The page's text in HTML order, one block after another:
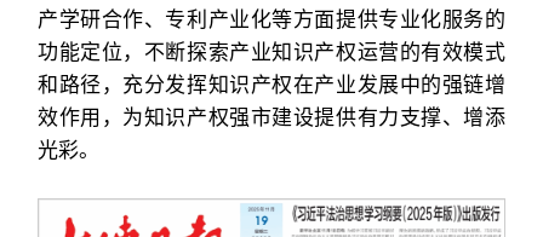
产学研合作、专利产业化等方面提供专业化服务的
功能定位，不断探索产业知识产权运营的有效模式
和路径，充分发挥知识产权在产业发展中的强链增
效作用，为知识产权强市建设提供有力支撑、增添
光彩。